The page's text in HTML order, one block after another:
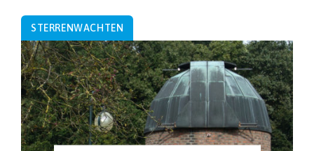
STERRENWACHTEN